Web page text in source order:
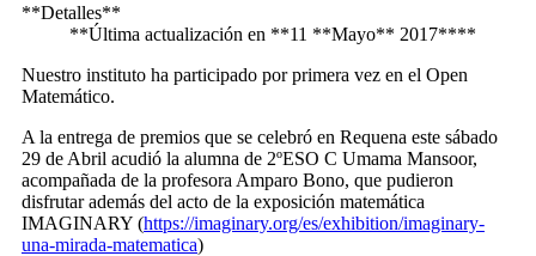
**Detalles**
**Última actualización en **11 **Mayo** 2017****
Nuestro instituto ha participado por primera vez en el Open
Matemático.
A la entrega de premios que se celebró en Requena este sábado
29 de Abril acudió la alumna de 2ºESO C Umama Mansoor,
acompañada de la profesora Amparo Bono, que pudieron
disfrutar además del acto de la exposición matemática
IMAGINARY (https://imaginary.org/es/exhibition/imaginary-
una-mirada-matematica)